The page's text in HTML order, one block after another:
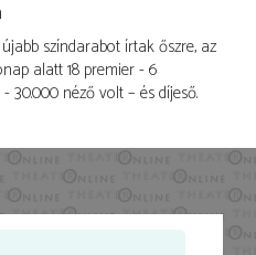
színdarabot írtak őszre, az
alatt 18 premier - 6
30.000 néző volt – és díjeső.